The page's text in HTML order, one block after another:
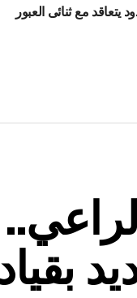
مع ثنائى العبور